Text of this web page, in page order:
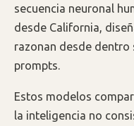
secuencia neuronal
desde California,
razonan desde dentro
prompts.
Estos modelos
la inteligencia no